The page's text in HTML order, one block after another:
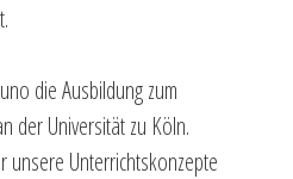
die Ausbildung zum
der Universität zu Köln.
unsere Unterrichtskonzepte